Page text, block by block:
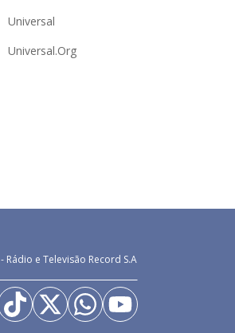
Universal
Universal.Org
- Rádio e Televisão Record S.A